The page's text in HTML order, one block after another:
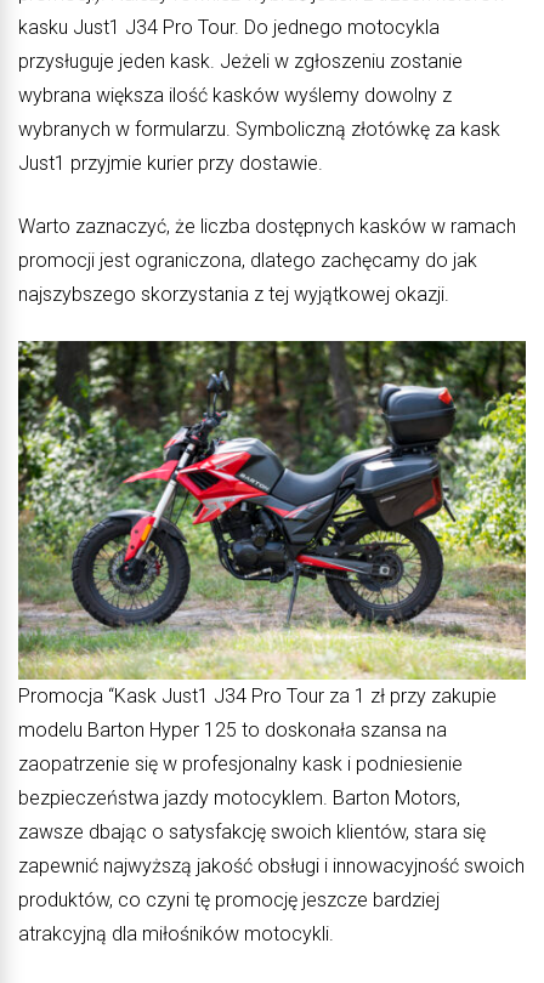
kasku Just1 J34 Pro Tour. Do jednego motocykla
przysługuje jeden kask. Jeżeli w zgłoszeniu zostanie
wybrana większa ilość kasków wyślemy dowolny z
wybranych w formularzu. Symboliczną złotówkę za kask
Just1 przyjmie kurier przy dostawie.
Warto zaznaczyć, że liczba dostępnych kasków w ramach
promocji jest ograniczona, dlatego zachęcamy do jak
najszybszego skorzystania z tej wyjątkowej okazji.
Promocja “Kask Just1 J34 Pro Tour za 1 zł przy zakupie
modelu Barton Hyper 125 to doskonała szansa na
zaopatrzenie się w profesjonalny kask i podniesienie
bezpieczeństwa jazdy motocyklem. Barton Motors,
zawsze dbając o satysfakcję swoich klientów, stara się
zapewnić najwyższą jakość obsługi i innowacyjność swoich
produktów, co czyni tę promocję jeszcze bardziej
atrakcyjną dla miłośników motocykli.